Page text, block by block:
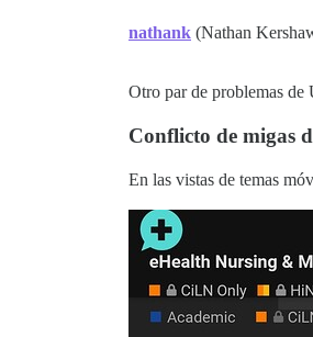
nathank (Nathan
Otro par de problemas
Conflicto de migas
En las vistas de temas